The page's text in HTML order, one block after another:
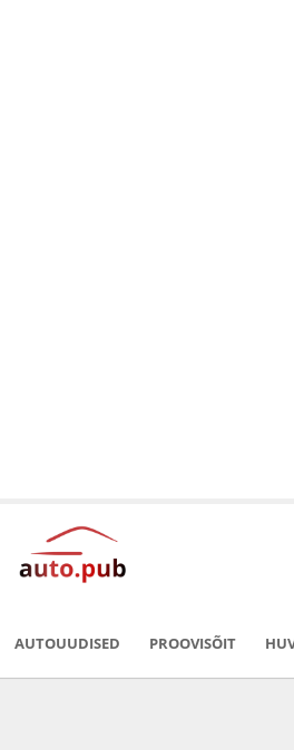
AUTOUUDISED PROOVISÕIT